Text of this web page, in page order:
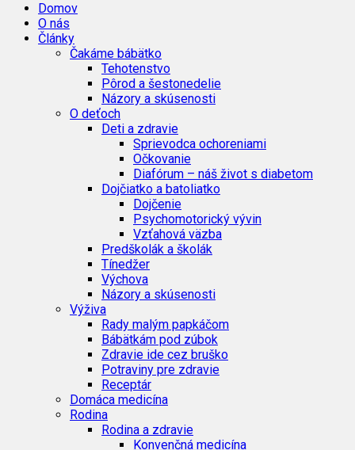
Domov
O nás
Články
Čakáme bábätko
Tehotenstvo
Pôrod a šestonedelie
Názory a skúsenosti
O deťoch
Deti a zdravie
Sprievodca ochoreniami
Očkovanie
Diafórum – náš život s diabetom
Dojčiatko a batoliatko
Dojčenie
Psychomotorický vývin
Vzťahová väzba
Predškolák a školák
Tínedžer
Výchova
Názory a skúsenosti
Výživa
Rady malým papkáčom
Bábätkám pod zúbok
Zdravie ide cez bruško
Potraviny pre zdravie
Receptár
Domáca medicína
Rodina
Rodina a zdravie
Konvenčná medicína